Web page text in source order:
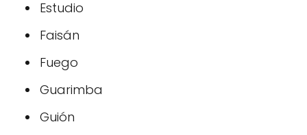
Estudio
Faisán
Fuego
Guarimba
Guión